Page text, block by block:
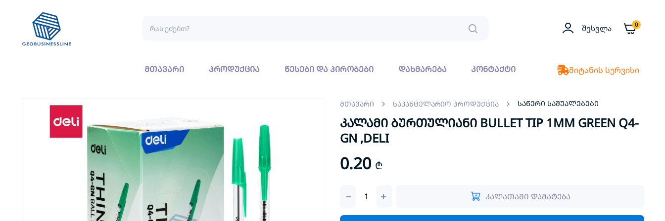
Შესვლა 0
მთავარი პროდუქცია წესები და პირობები დახმარება კონტაქტი მიტანის სერვისი
მთავარი საკანცელარიო პროდუქცია საწერი საშუალებები
კალამი ბურთულიანი BULLET TIP 1MM GREEN Q4-
GN ,DELI
0.20 ₾
ბურთულიანი
TIP
კალათაში დამატება